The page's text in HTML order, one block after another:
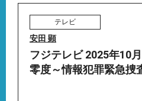
テレビ
安田 顕
フジテレビ 2025年10
零度～情報犯罪緊急捜